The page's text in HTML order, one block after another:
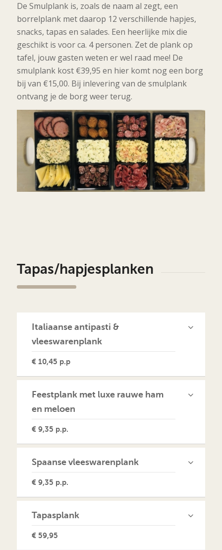
De Smulplank is, zoals de naam al zegt, een
borrelplank met daarop 12 verschillende hapjes,
snacks, tapas en salades. Een heerlijke mix die
geschikt is voor ca. 4 personen. Zet de plank op
tafel, jouw gasten weten er wel raad mee! De
smulplank kost €39,95 en hier komt nog een borg
bij van €15,00. Bij inlevering van de smulplank
ontvang je de borg weer terug.
Tapas/hapjesplanken
Italiaanse antipasti &
vleeswarenplank
€ 10,45 p.p
Feestplank met luxe rauwe ham
en meloen
€ 9,35 p.p.
Spaanse vleeswarenplank
€ 9,35 p.p.
Tapasplank
€ 59,95